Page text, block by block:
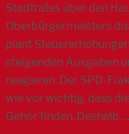
Stadtrates über den
Oberbürgermeisters
plant
steigenden Ausgaben
reagieren. Der SPD-
wie vor wichtig, dass
Gehör finden. Deshalb …